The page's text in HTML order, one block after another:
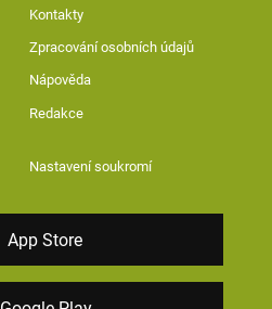
Kontakty
Zpracování osobních údajů
Nápověda
Redakce
Nastavení soukromí
App Store